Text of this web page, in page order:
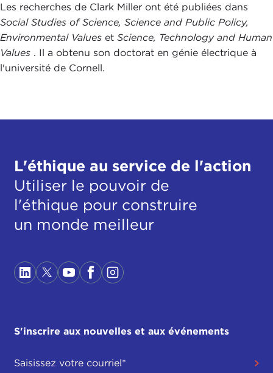
Les recherches de Clark Miller ont été publiées dans
Social Studies of Science, Science and Public Policy,
Environmental Values et Science, Technology and Human
Values . Il a obtenu son doctorat en génie électrique à
l'université de Cornell.
L'éthique au service de l'action
Utiliser le pouvoir de
l'éthique pour construire
un monde meilleur
S'inscrire aux nouvelles et aux événements